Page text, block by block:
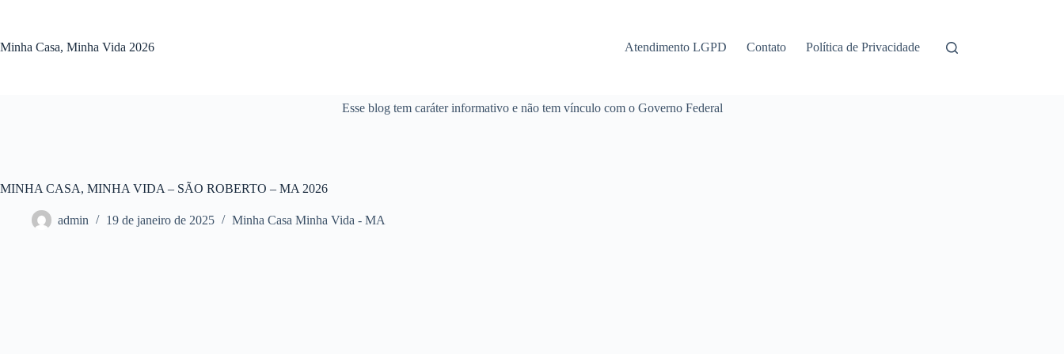
conteúdo
Minha Casa, Minha Vida 2026 Atendimento LGPD Contato Política de Privacidade
Esse blog tem caráter informativo e não tem vínculo com o Governo Federal
MINHA CASA, MINHA VIDA – SÃO ROBERTO – MA 2026
admin 19 de janeiro de 2025 Minha Casa Minha Vida - MA